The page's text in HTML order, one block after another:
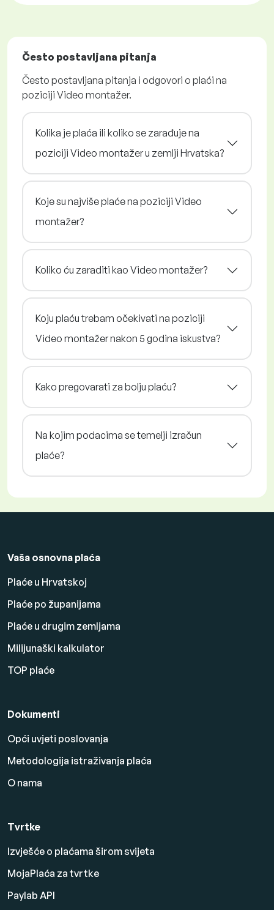
Često postavljana pitanja
Često postavljana pitanja i odgovori o plaći na
poziciji Video montažer.
Kolika je plaća ili koliko se zarađuje na
poziciji Video montažer u zemlji Hrvatska?
Koje su najviše plaće na poziciji Video
montažer?
Koliko ću zaraditi kao Video montažer?
Koju plaću trebam očekivati na poziciji
Video montažer nakon 5 godina iskustva?
Kako pregovarati za bolju plaću?
Na kojim podacima se temelji izračun
plaće?
Vaša osnovna plaća
Plaće u Hrvatskoj
Plaće po županijama
Plaće u drugim zemljama
Milijunaški kalkulator
TOP plaće
Dokumenti
Opći uvjeti poslovanja
Metodologija istraživanja plaća
O nama
Tvrtke
Izvješće o plaćama širom svijeta
MojaPlaća za tvrtke
Paylab API